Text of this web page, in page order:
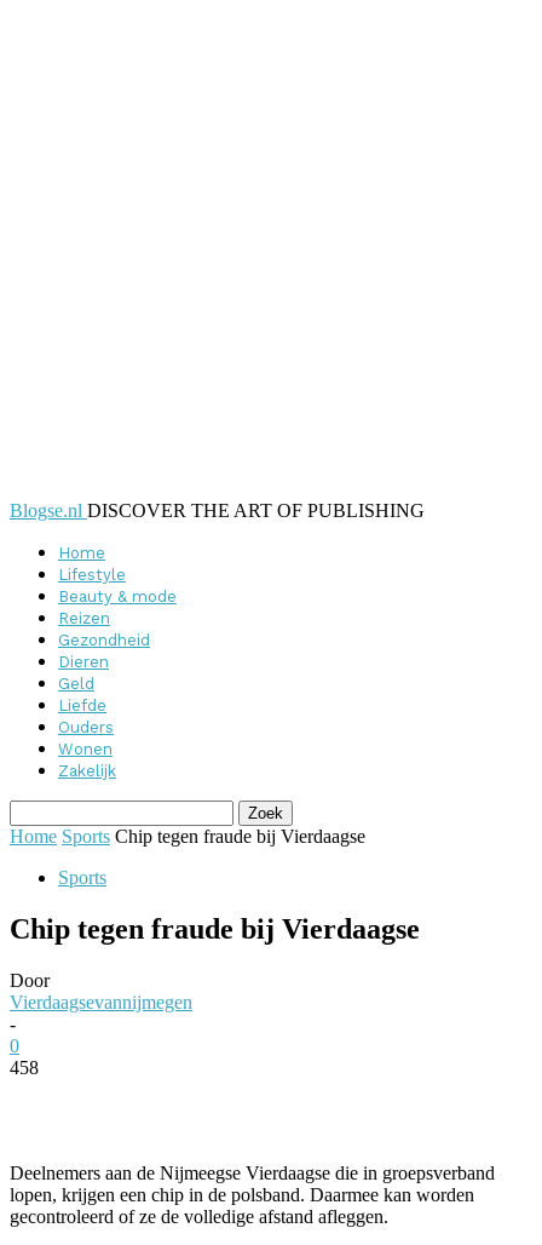
Blogse.nl DISCOVER THE ART OF PUBLISHING
Home
Lifestyle
Beauty & mode
Reizen
Gezondheid
Dieren
Geld
Liefde
Ouders
Wonen
Zakelijk
Home Sports Chip tegen fraude bij Vierdaagse
Sports
Chip tegen fraude bij Vierdaagse
Door
Vierdaagsevannijmegen
-
0
458
Deelnemers aan de Nijmeegse Vierdaagse die in groepsverband
lopen, krijgen een chip in de polsband. Daarmee kan worden
gecontroleerd of ze de volledige afstand afleggen.